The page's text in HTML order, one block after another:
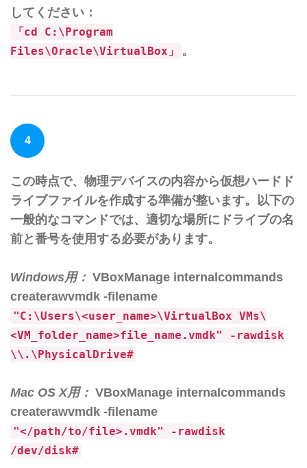
してください：
「cd C:\Program
Files\Oracle\VirtualBox」
。
4
この時点で、物理デバイスの内容から仮想ハードド
ライブファイルを作成する準備が整います。以下の
一般的なコマンドでは、適切な場所にドライブの名
前と番号を使用する必要があります。
Windows用： VBoxManage internalcommands
createrawvmdk -filename
"C:\Users\<user_name>\VirtualBox VMs\
<VM_folder_name>file_name.vmdk" -rawdisk
\\.\PhysicalDrive#
Mac OS X用： VBoxManage internalcommands
createrawvmdk -filename
"</path/to/file>.vmdk" -rawdisk
/dev/disk#